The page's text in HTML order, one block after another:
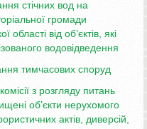
стічних вод на
громади
області від об’єктів, які
водовідведення
тимчасових споруд
з розгляду питань
об’єкти нерухомого
актів, диверсій,